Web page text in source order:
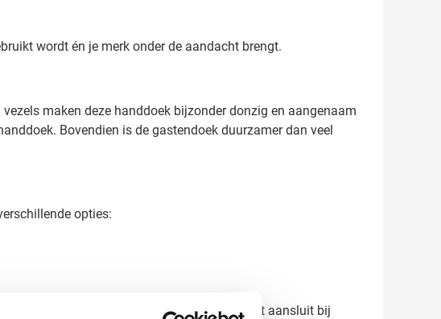
wordt én je merk onder de aandacht brengt.
maken deze handdoek bijzonder donzig en aangenaam
Bovendien is de gastendoek duurzamer dan veel
opties:
Zo creëer je een relatiegeschenk dat aansluit bij